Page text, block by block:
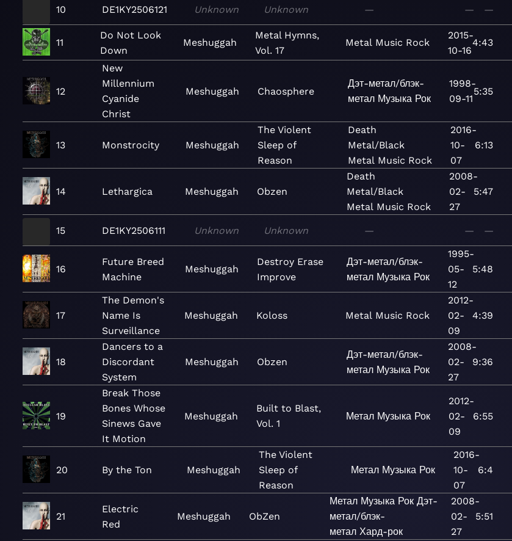
10 DE1KY2506121 Unknown Unknown — — —
11
Do Not Look
Down
Meshuggah
Metal Hymns,
Vol. 17
Metal Music Rock
2015-
10-16
4:43
12
New
Millennium
Cyanide
Christ
Meshuggah Chaosphere
Дэт-метал/блэк-
метал Музыка Рок
1998-
09-11
5:35
13 Monstrocity Meshuggah
The Violent
Sleep of
Reason
Death
Metal/Black
Metal Music Rock
2016-
10-
07
6:13
14 Lethargica Meshuggah Obzen
Death
Metal/Black
Metal Music Rock
2008-
02-
27
5:47
15 DE1KY2506111 Unknown Unknown — — —
16
Future Breed
Machine
Meshuggah
Destroy Erase
Improve
Дэт-метал/блэк-
метал Музыка Рок
1995-
05-
12
5:48
17
The Demon's
Name Is
Surveillance
Meshuggah Koloss Metal Music Rock
2012-
02-
09
4:39
18
Dancers to a
Discordant
System
Meshuggah Obzen
Дэт-метал/блэк-
метал Музыка Рок
2008-
02-
27
9:36
19
Break Those
Bones Whose
Sinews Gave
It Motion
Meshuggah
Built to Blast,
Vol. 1
Метал Музыка Рок
2012-
02-
09
6:55
20 By the Ton Meshuggah
The Violent
Sleep of
Reason
Метал Музыка Рок
2016-
10-
07
6:4
21
Electric
Red
Meshuggah ObZen
Метал Музыка Рок Дэт-
метал/блэк-
метал Хард-рок
2008-
02-
27
5:51